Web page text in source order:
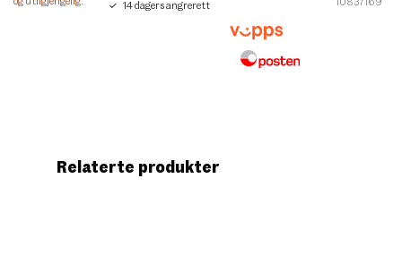
14 dagers angrerett
Relaterte produkter